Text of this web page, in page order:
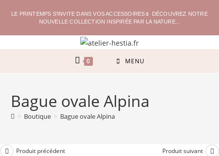
LE PRINTEMPS S'INVITE DANS VOS ACCESSOIRES🌷 DÉCOUVREZ NOTRE
NOUVELLE COLLECTION INSPIRÉE PAR LA NATURE...
0 MENU
Bague ovale Alpina
> Boutique > Bague ovale Alpina
Produit précédent Produit suivant